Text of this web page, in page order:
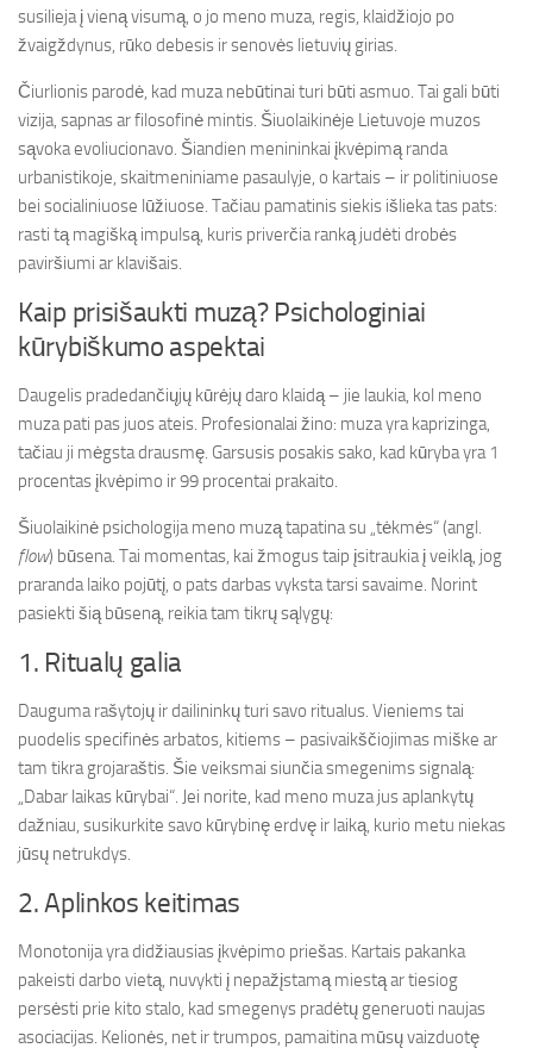
susilieja į vieną visumą, o jo meno muza, regis, klaidžiojo po
žvaigždynus, rūko debesis ir senovės lietuvių girias.
Čiurlionis parodė, kad muza nebūtinai turi būti asmuo. Tai gali būti
vizija, sapnas ar filosofinė mintis. Šiuolaikinėje Lietuvoje muzos
sąvoka evoliucionavo. Šiandien menininkai įkvėpimą randa
urbanistikoje, skaitmeniniame pasaulyje, o kartais – ir politiniuose
bei socialiniuose lūžiuose. Tačiau pamatinis siekis išlieka tas pats:
rasti tą magišką impulsą, kuris priverčia ranką judėti drobės
paviršiumi ar klavišais.
Kaip prisišaukti muzą? Psichologiniai
kūrybiškumo aspektai
Daugelis pradedančiųjų kūrėjų daro klaidą – jie laukia, kol meno
muza pati pas juos ateis. Profesionalai žino: muza yra kaprizinga,
tačiau ji mėgsta drausmę. Garsusis posakis sako, kad kūryba yra 1
procentas įkvėpimo ir 99 procentai prakaito.
Šiuolaikinė psichologija meno muzą tapatina su „tėkmės“ (angl.
flow) būsena. Tai momentas, kai žmogus taip įsitraukia į veiklą, jog
praranda laiko pojūtį, o pats darbas vyksta tarsi savaime. Norint
pasiekti šią būseną, reikia tam tikrų sąlygų:
1. Ritualų galia
Dauguma rašytojų ir dailininkų turi savo ritualus. Vieniems tai
puodelis specifinės arbatos, kitiems – pasivaikščiojimas miške ar
tam tikra grojaraštis. Šie veiksmai siunčia smegenims signalą:
„Dabar laikas kūrybai“. Jei norite, kad meno muza jus aplankytų
dažniau, susikurkite savo kūrybinę erdvę ir laiką, kurio metu niekas
jūsų netrukdys.
2. Aplinkos keitimas
Monotonija yra didžiausias įkvėpimo priešas. Kartais pakanka
pakeisti darbo vietą, nuvykti į nepažįstamą miestą ar tiesiog
persėsti prie kito stalo, kad smegenys pradėtų generuoti naujas
asociacijas. Kelionės, net ir trumpos, pamaitina mūsų vaizduotę